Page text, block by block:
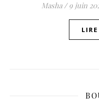
Masha / 9 juin